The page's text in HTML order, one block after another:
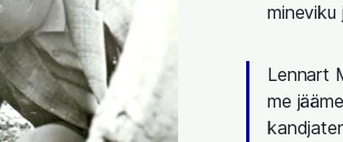
mineviku
Lennart
me